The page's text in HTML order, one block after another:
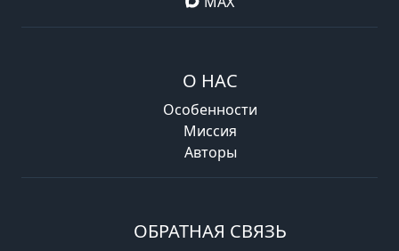
О НАС
Особенности
Миссия
Авторы
ОБРАТНАЯ СВЯЗЬ